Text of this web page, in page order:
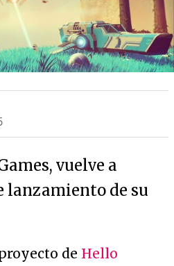
vuelve a
lanzamiento de su
de Hello